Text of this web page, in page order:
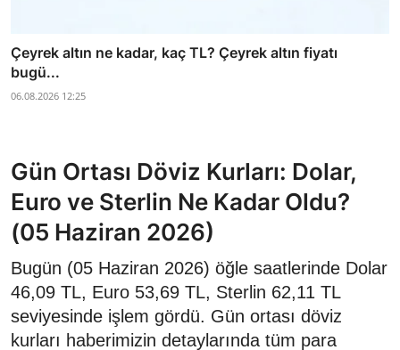
Çeyrek altın ne kadar, kaç TL? Çeyrek altın fiyatı
bugü...
06.08.2026 12:25
Gün Ortası Döviz Kurları: Dolar,
Euro ve Sterlin Ne Kadar Oldu?
(05 Haziran 2026)
Bugün (05 Haziran 2026) öğle saatlerinde Dolar
46,09 TL, Euro 53,69 TL, Sterlin 62,11 TL
seviyesinde işlem gördü. Gün ortası döviz
kurları haberimizin detaylarında tüm para